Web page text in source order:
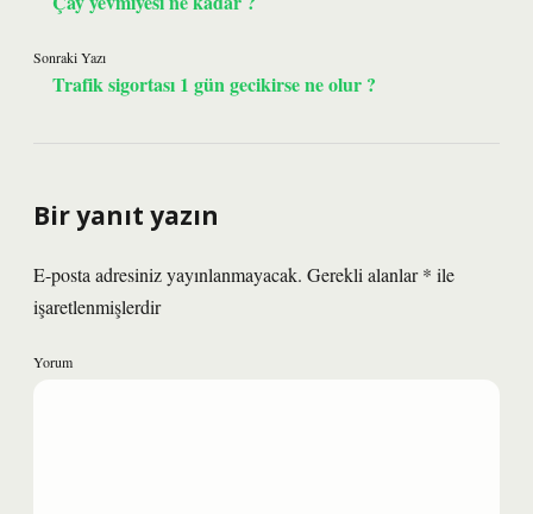
Sonraki Yazı
Trafik sigortası 1 gün gecikirse ne olur ?
Bir yanıt yazın
E-posta adresiniz yayınlanmayacak. Gerekli alanlar* ile
işaretlenmişlerdir
Yorum